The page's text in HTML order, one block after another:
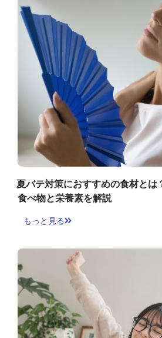
夏バテ対策におすすめの食材とは
食べ物と栄養素を解説
もっと見る